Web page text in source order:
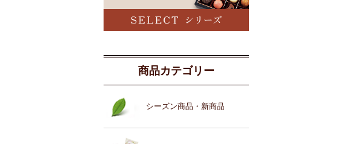
商品カテゴリー
シーズン商品・新商品